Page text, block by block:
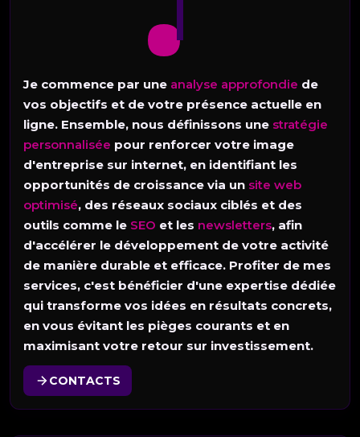
Je commence par une analyse approfondie de
vos objectifs et de votre présence actuelle en
ligne. Ensemble, nous définissons une stratégie
personnalisée pour renforcer votre image
d'entreprise sur internet, en identifiant les
opportunités de croissance via un site web
optimisé, des réseaux sociaux ciblés et des
outils comme le SEO et les newsletters, afin
d'accélérer le développement de votre activité
de manière durable et efficace. Profiter de mes
services, c'est bénéficier d'une expertise dédiée
qui transforme vos idées en résultats concrets,
en vous évitant les pièges courants et en
maximisant votre retour sur investissement.
CONTACTS